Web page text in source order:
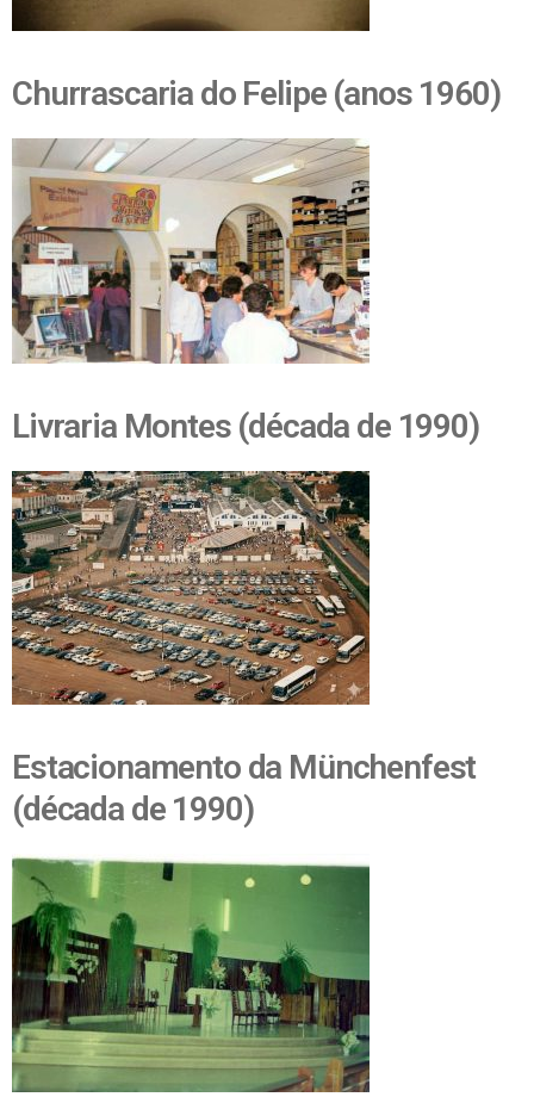
Churrascaria do Felipe (anos 1960)
Livraria Montes (década de 1990)
Estacionamento da Münchenfest
(década de 1990)